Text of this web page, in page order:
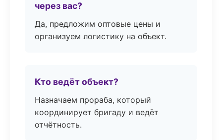
через вас?
Да, предложим оптовые цены и
организуем логистику на объект.
Кто ведёт объект?
Назначаем прораба, который
координирует бригаду и ведёт
отчётность.